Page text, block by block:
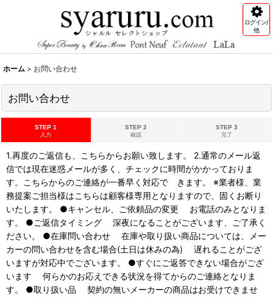
ログイン/
他
ホーム > お問い合わせ
お問い合わせ
STEP 1
入力
STEP 2
確認
STEP 3
完了
1.再度のご返信も、こちらからお願い致します。 2.通常のメール返
信では現在迷惑メールが多く、チェックに時間がかかっておりま
す。こちらからのご連絡が一番早く対応で きます。 ※業者様、業
務提案ご担当様はこちらは顧客様専用となりますので、固くお断り
いたします。 ●キャンセル、ご依頼品の変更 お電話のみとなりま
す。 ●ご返信タイミング 深夜になることがございます、ご了承く
ださい。 ●在庫問い合わせ 在庫や取り扱い商品については、メー
カーの問い合わせを含む場合(土日は休みの為) 遅れることがござ
いますが対応中でございます。 ●すぐにご返答できない場合がござ
います 何らかのお応えできる状況を得てからのご連絡となりま
す。 ●取り扱い品 契約の無いメーカーの商品はお受けできませ